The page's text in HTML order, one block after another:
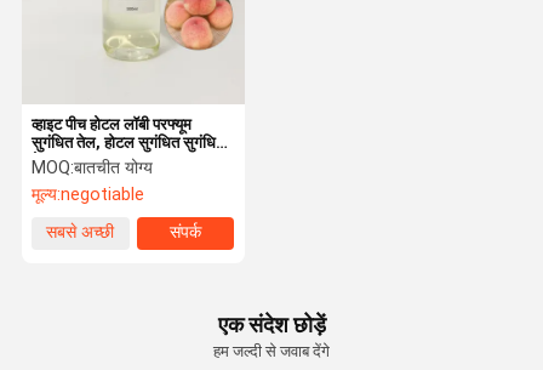
व्हाइट पीच होटल लॉबी परफ्यूम
सुगंधित तेल, होटल सुगंधित सुगंधित
तेल कस्टम
MOQ:बातचीत योग्य
मूल्य:negotiable
सबसे अच्छी
संपर्क
एक संदेश छोड़ें
हम जल्दी से जवाब देंगे